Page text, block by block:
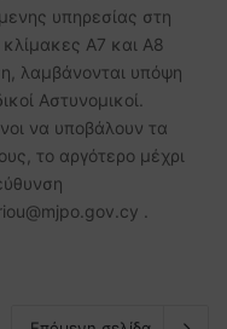
υπηρεσίας στη
κλίμακες Α7 και Α8
λαμβάνονται υπόψη
Αστυνομικοί.
να υποβάλουν τα
το αργότερο μέχρι
.